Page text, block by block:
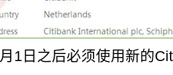
1日之后必须使用新的